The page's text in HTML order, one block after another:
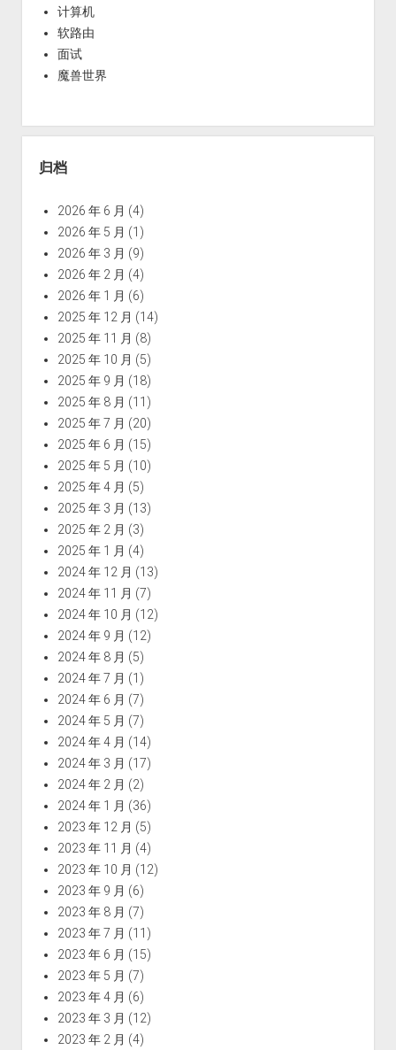
计算机
软路由
面试
魔兽世界
归档
2026 年 6 月 (4)
2026 年 5 月 (1)
2026 年 3 月 (9)
2026 年 2 月 (4)
2026 年 1 月 (6)
2025 年 12 月 (14)
2025 年 11 月 (8)
2025 年 10 月 (5)
2025 年 9 月 (18)
2025 年 8 月 (11)
2025 年 7 月 (20)
2025 年 6 月 (15)
2025 年 5 月 (10)
2025 年 4 月 (5)
2025 年 3 月 (13)
2025 年 2 月 (3)
2025 年 1 月 (4)
2024 年 12 月 (13)
2024 年 11 月 (7)
2024 年 10 月 (12)
2024 年 9 月 (12)
2024 年 8 月 (5)
2024 年 7 月 (1)
2024 年 6 月 (7)
2024 年 5 月 (7)
2024 年 4 月 (14)
2024 年 3 月 (17)
2024 年 2 月 (2)
2024 年 1 月 (36)
2023 年 12 月 (5)
2023 年 11 月 (4)
2023 年 10 月 (12)
2023 年 9 月 (6)
2023 年 8 月 (7)
2023 年 7 月 (11)
2023 年 6 月 (15)
2023 年 5 月 (7)
2023 年 4 月 (6)
2023 年 3 月 (12)
2023 年 2 月 (4)